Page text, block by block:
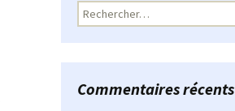
Rechercher :
Commentaires récents